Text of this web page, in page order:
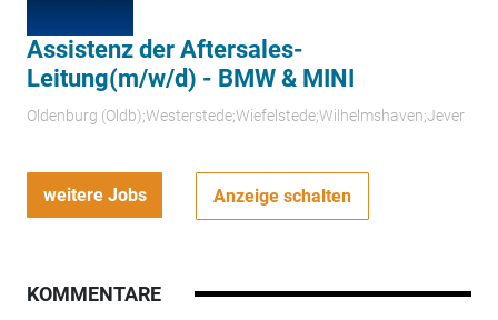
Assistenz der Aftersales-
Leitung(m/w/d) - BMW & MINI
Oldenburg (Oldb);Westerstede;Wiefelstede;Wilhelmshaven;Jever
weitere Jobs Anzeige schalten
KOMMENTARE